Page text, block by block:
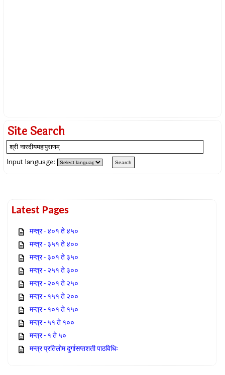
Site Search
Input language:
Latest Pages
मन्त्र - ४०१ ते ४५०
मन्त्र - ३५१ ते ४००
मन्त्र - ३०१ ते ३५०
मन्त्र - २५१ ते ३००
मन्त्र - २०१ ते २५०
मन्त्र - १५१ ते २००
मन्त्र - १०१ ते १५०
मन्त्र - ५१ ते १००
मन्त्र - १ ते ५०
मन्त्र प्रतिलोम दुर्गासप्तशती पाठविधिः